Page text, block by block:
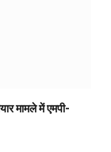
मामले में एमपी-